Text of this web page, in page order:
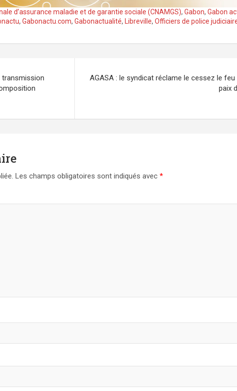
d’assurance maladie et de garantie sociale (CNAMGS), Gabon, Gabon
, Gabonactu.com, Gabonactualité, Libreville, Officiers de police
transmission
AGASA : le syndicat réclame le cessez le feu
paix
Les champs obligatoires sont indiqués avec *